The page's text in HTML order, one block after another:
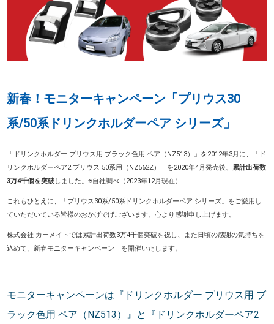
新春！モニターキャンペーン「プリウス30
系/50系ドリンクホルダーペア シリーズ」
「ドリンクホルダー プリウス用 ブラック色用 ペア（NZ513）」を2012年3月に、「ド
リンクホルダーペア2 プリウス 50系用（NZ562Z）」を2020年4月発売後、 累計出荷数
3万4千個を突破しました。※自社調べ（2023年12月現在）
これもひとえに、「プリウス30系/50系ドリンクホルダーペア シリーズ」をご愛用し
ていただいている皆様のおかげでげございます。心より感謝申し上げます。
株式会社 カーメイトでは累計出荷数3万4千個突破を祝し、また日頃の感謝の気持ちを
込めて、新春モニターキャンペーン」を開催いたします。
モニターキャンペーンは『ドリンクホルダー プリウス用 ブ
ラック色用 ペア（NZ513）』と『ドリンクホルダーペア2